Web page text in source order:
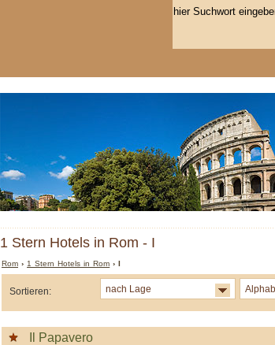
1 Stern Hotels in Rom - I
Rom › 1 Stern Hotels in Rom › I
Sortieren: nach Lage
Il Papavero